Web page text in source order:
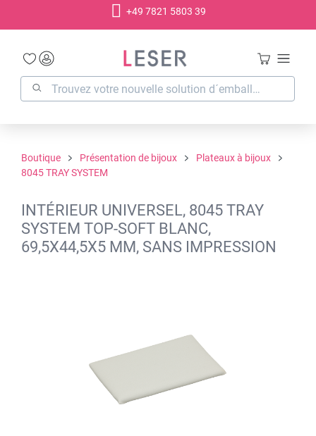
+49 7821 5803 39
Boutique Présentation de bijoux
Plateaux à bijoux
8045 TRAY SYSTEM
INTÉRIEUR UNIVERSEL, 8045 TRAY
SYSTEM TOP-SOFT BLANC,
69,5X44,5X5 MM, SANS IMPRESSION